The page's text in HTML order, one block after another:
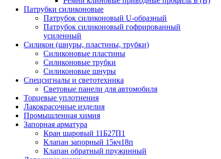
Патрубки силиконовые
Патрубок силиконовый U-образный
Патрубок силиконовый гофрированный
усиленный
Силикон (шнуры, пластины, трубки)
Силиконовые пластины
Силиконовые трубки
Силиконовые шнуры
Спецсигналы и светотехника
Световые панели для автомобиля
Торцевые уплотнения
Лакокрасочные изделия
Промышленная химия
Запорная арматура
Кран шаровый 11Б27П1
Клапан запорный 15кч18п
Клапан обратный пружинный